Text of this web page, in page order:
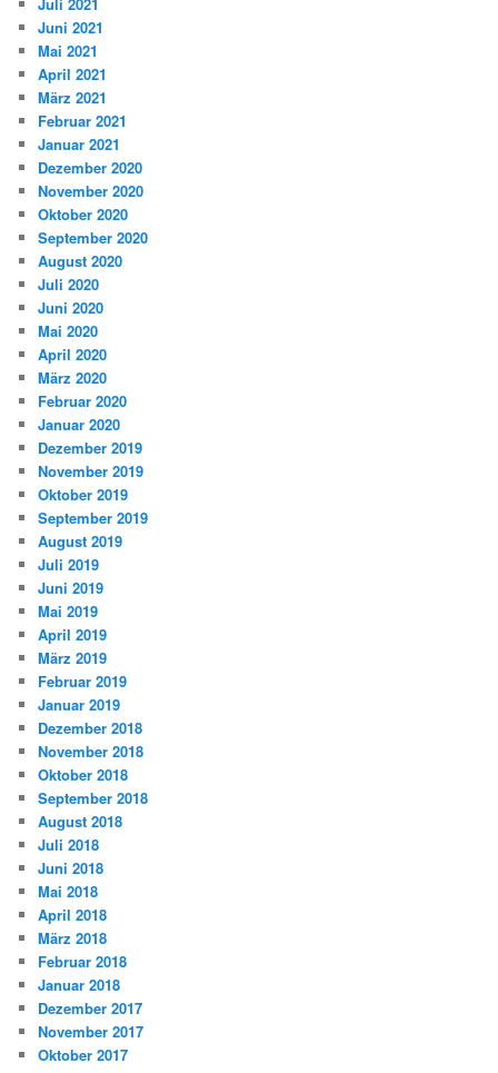
Juni 2021
Mai 2021
April 2021
März 2021
Februar 2021
Januar 2021
Dezember 2020
November 2020
Oktober 2020
September 2020
August 2020
Juli 2020
Juni 2020
Mai 2020
April 2020
März 2020
Februar 2020
Januar 2020
Dezember 2019
November 2019
Oktober 2019
September 2019
August 2019
Juli 2019
Juni 2019
Mai 2019
April 2019
März 2019
Februar 2019
Januar 2019
Dezember 2018
November 2018
Oktober 2018
September 2018
August 2018
Juli 2018
Juni 2018
Mai 2018
April 2018
März 2018
Februar 2018
Januar 2018
Dezember 2017
November 2017
Oktober 2017